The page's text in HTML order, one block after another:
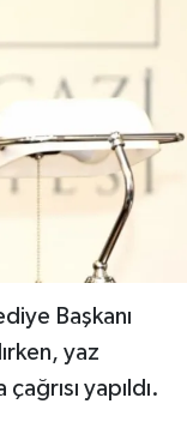
Başkanı
yaz
yapıldı.